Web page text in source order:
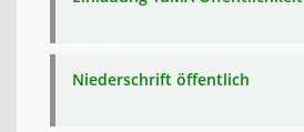
Niederschrift öffentlich